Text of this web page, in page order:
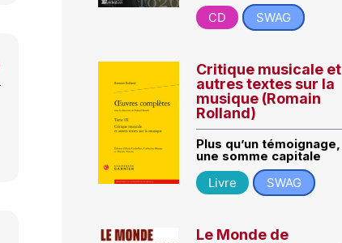
CD
SWAG
Critique musicale et
autres textes sur la
musique (Romain
Rolland)
Plus qu’un témoignage,
une somme capitale
Livre
SWAG
Le Monde de